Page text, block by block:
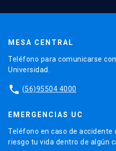
MESA CENTRAL
Teléfono para comunicarse
Universidad.
phone (56)95504 4000
EMERGENCIAS UC
Teléfono en caso de accidente
riesgo tu vida dentro de algún